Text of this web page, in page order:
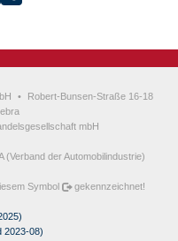
•
Robert-Bunsen-Straße 16-18
mbH
der Automobilindustrie)
Symbol gekennzeichnet!
2023-08)